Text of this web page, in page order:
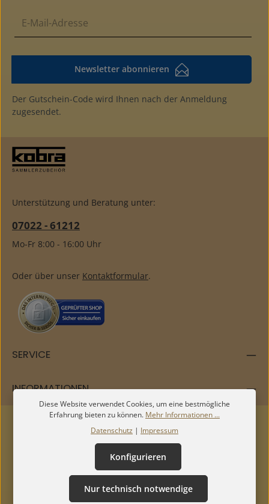
Newsletter abonnieren
Der Gutschein-Code wird Ihnen nach der Anmeldung
zugesendet.
Unterstützung und Beratung unter:
07022 - 61212
Mo-Fr 8:00 - 16:00 Uhr
Oder über unser Kontaktformular.
SERVICE
INFORMATIONEN
Diese Website verwendet Cookies, um eine bestmögliche
Erfahrung bieten zu können. Mehr Informationen ...
Datenschutz | Impressum
Nur technisch notwendige
Konfigurieren